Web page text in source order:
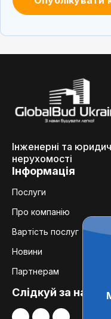
Інженерні та
нерухомості
Інформація
Послуги
Про компанію
Вартість послуг
Новини
Партнерам
Слідкуй за нами: